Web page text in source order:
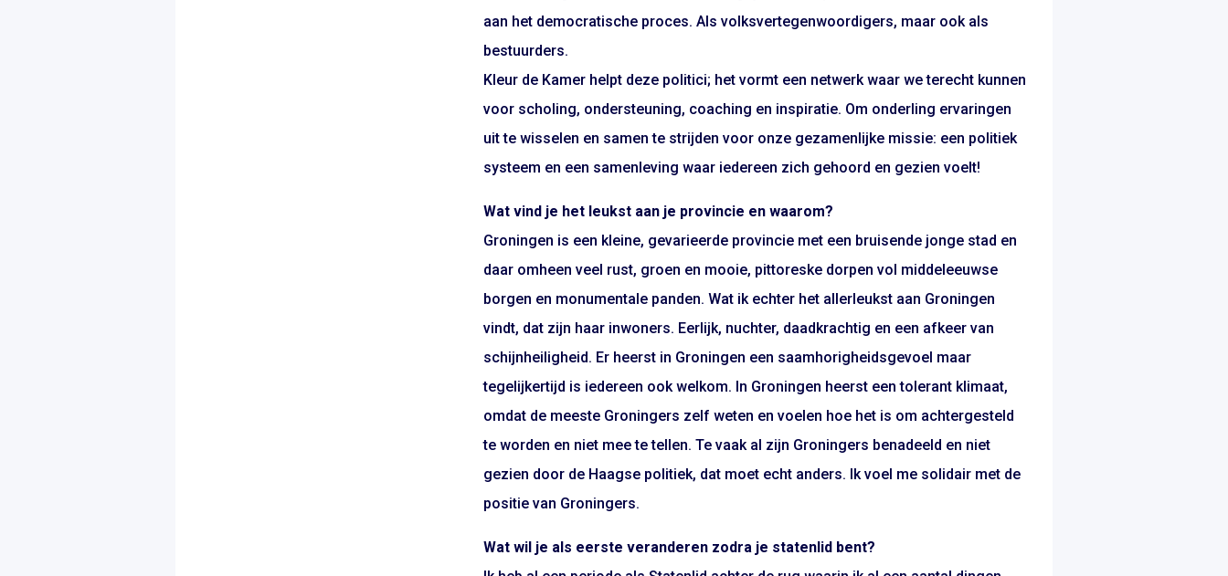
aan het democratische proces. Als volksvertegenwoordigers, maar ook als
bestuurders.
Kleur de Kamer helpt deze politici; het vormt een netwerk waar we terecht kunnen
voor scholing, ondersteuning, coaching en inspiratie. Om onderling ervaringen
uit te wisselen en samen te strijden voor onze gezamenlijke missie: een politiek
systeem en een samenleving waar iedereen zich gehoord en gezien voelt!
Wat vind je het leukst aan je provincie en waarom?
Groningen is een kleine, gevarieerde provincie met een bruisende jonge stad en
daar omheen veel rust, groen en mooie, pittoreske dorpen vol middeleeuwse
borgen en monumentale panden. Wat ik echter het allerleukst aan Groningen
vindt, dat zijn haar inwoners. Eerlijk, nuchter, daadkrachtig en een afkeer van
schijnheiligheid. Er heerst in Groningen een saamhorigheidsgevoel maar
tegelijkertijd is iedereen ook welkom. In Groningen heerst een tolerant klimaat,
omdat de meeste Groningers zelf weten en voelen hoe het is om achtergesteld
te worden en niet mee te tellen. Te vaak al zijn Groningers benadeeld en niet
gezien door de Haagse politiek, dat moet echt anders. Ik voel me solidair met de
positie van Groningers.
Wat wil je als eerste veranderen zodra je statenlid bent?